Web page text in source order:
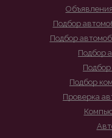
Подбор
Подбор
Подбор
Подбор
Проверка